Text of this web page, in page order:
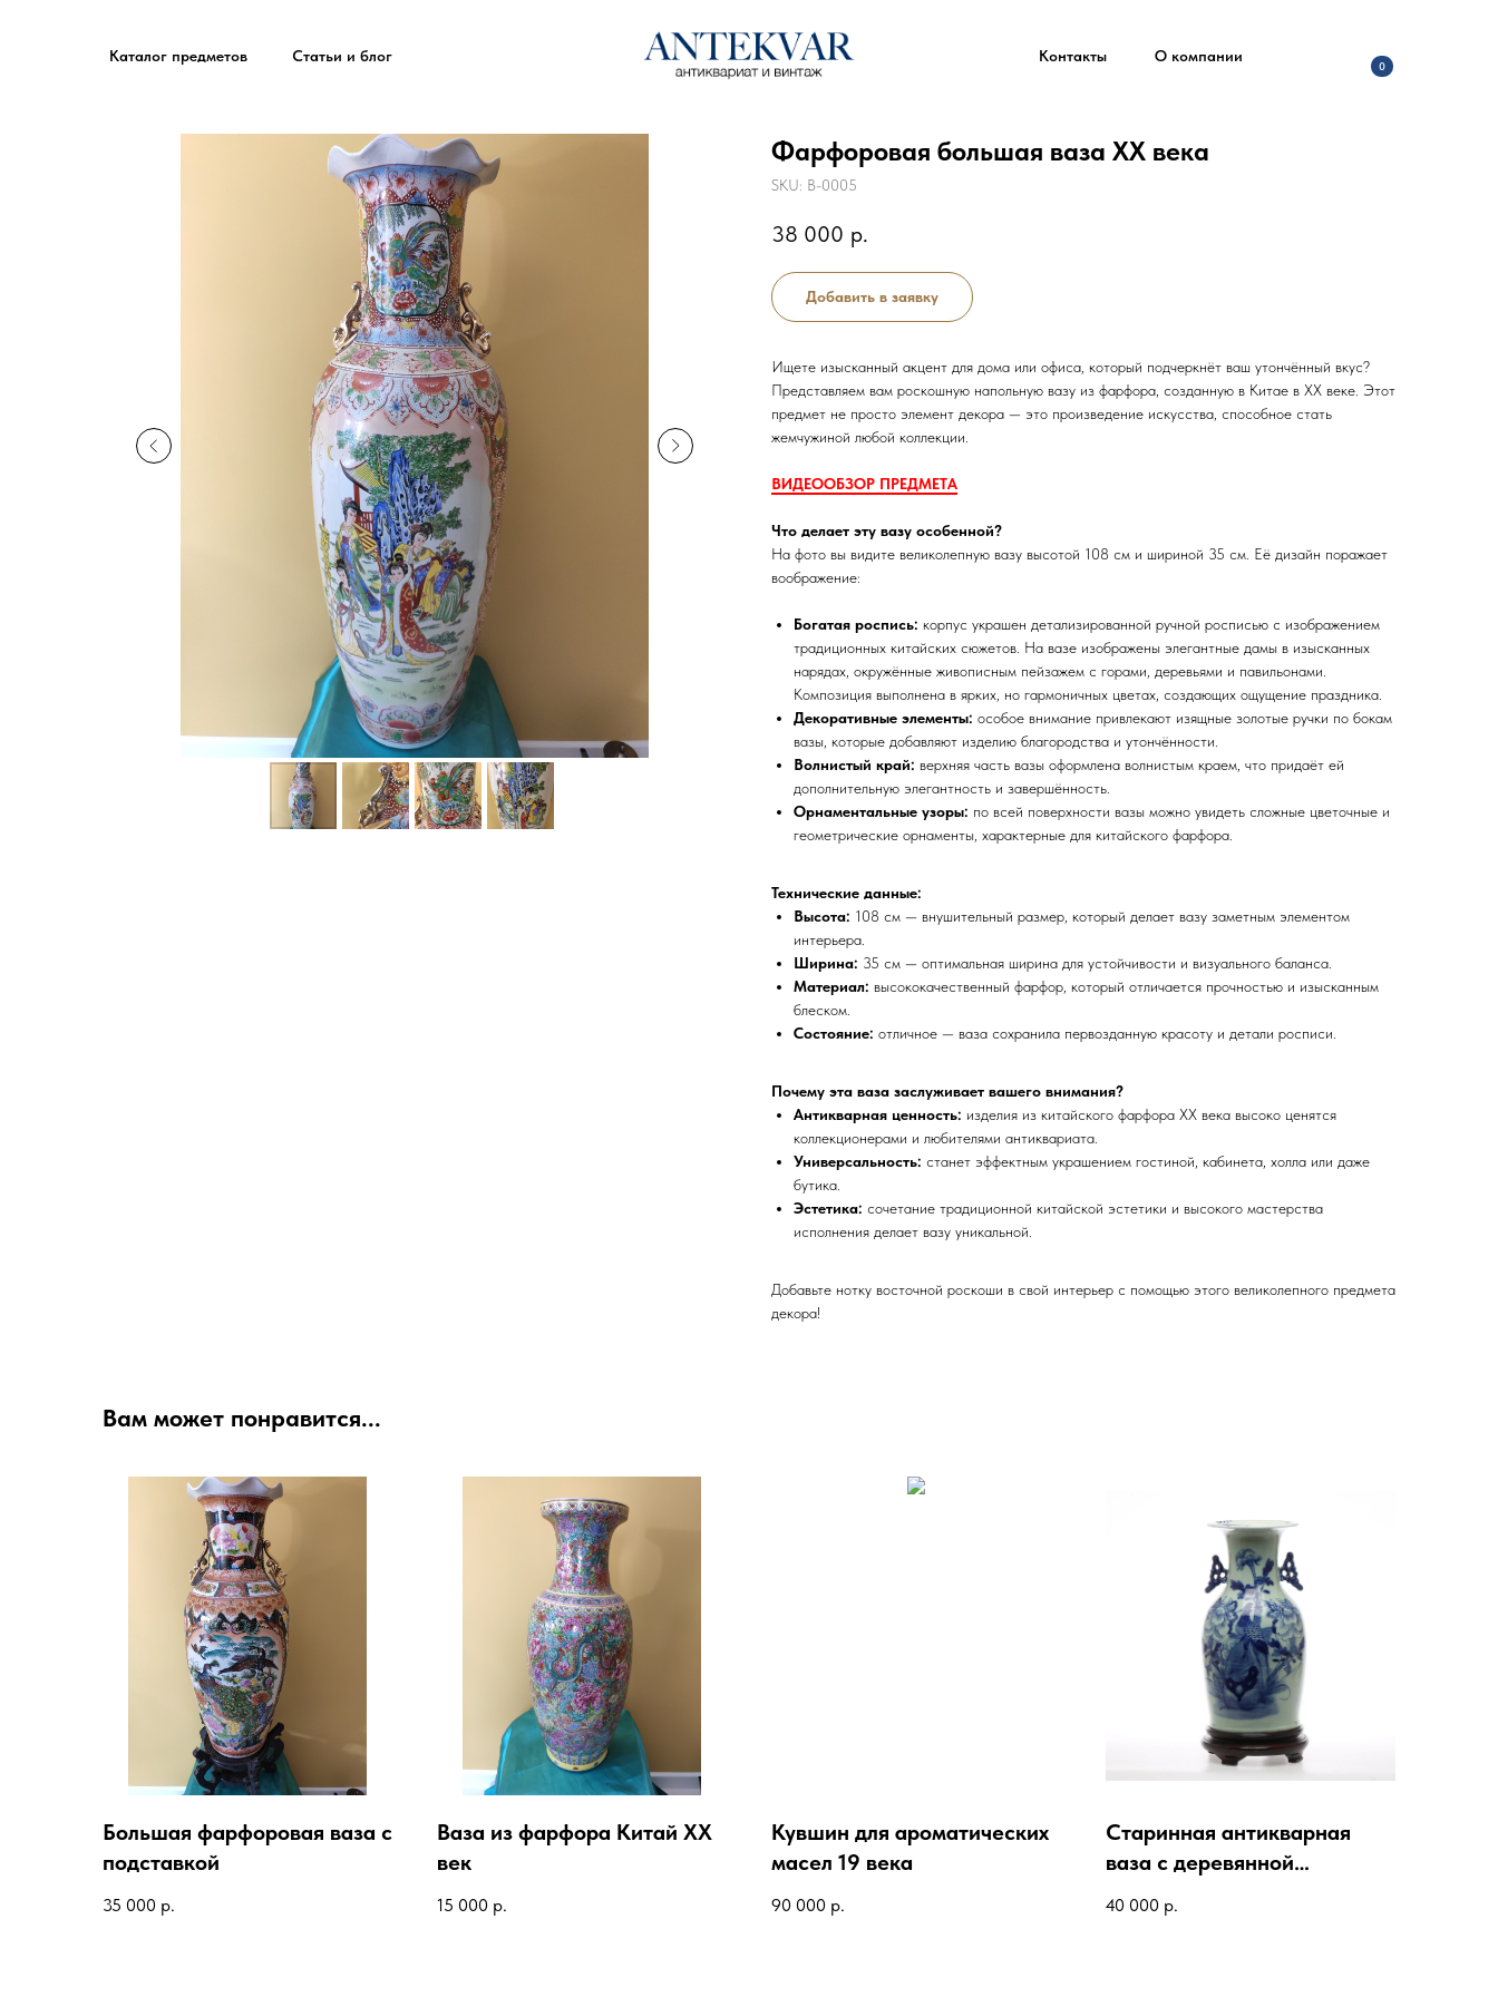
Каталог предметов Статьи и блог Контакты О компании
0
Фарфоровая большая ваза XX века
SKU: В-0005
38 000 р.
Добавить в заявку
Ищете изысканный акцент для дома или офиса, который подчеркнёт ваш утончённый вкус?
Представляем вам роскошную напольную вазу из фарфора, созданную в Китае в XX веке. Этот
предмет не просто элемент декора — это произведение искусства, способное стать
жемчужиной любой коллекции.
ВИДЕООБЗОР ПРЕДМЕТА
Что делает эту вазу особенной?
На фото вы видите великолепную вазу высотой 108 см и шириной 35 см. Её дизайн поражает
воображение:
Богатая роспись: корпус украшен детализированной ручной росписью с изображением
традиционных китайских сюжетов. На вазе изображены элегантные дамы в изысканных
нарядах, окружённые живописным пейзажем с горами, деревьями и павильонами.
Композиция выполнена в ярких, но гармоничных цветах, создающих ощущение праздника.
Декоративные элементы: особое внимание привлекают изящные золотые ручки по бокам
вазы, которые добавляют изделию благородства и утончённости.
Волнистый край: верхняя часть вазы оформлена волнистым краем, что придаёт ей
дополнительную элегантность и завершённость.
Орнаментальные узоры: по всей поверхности вазы можно увидеть сложные цветочные и
геометрические орнаменты, характерные для китайского фарфора.
Технические данные:
Высота: 108 см — внушительный размер, который делает вазу заметным элементом
интерьера.
Ширина: 35 см — оптимальная ширина для устойчивости и визуального баланса.
Материал: высококачественный фарфор, который отличается прочностью и изысканным
блеском.
Состояние: отличное — ваза сохранила первозданную красоту и детали росписи.
Почему эта ваза заслуживает вашего внимания?
Антикварная ценность: изделия из китайского фарфора XX века высоко ценятся
коллекционерами и любителями антиквариата.
Универсальность: станет эффектным украшением гостиной, кабинета, холла или даже
бутика.
Эстетика: сочетание традиционной китайской эстетики и высокого мастерства
исполнения делает вазу уникальной.
Добавьте нотку восточной роскоши в свой интерьер с помощью этого великолепного предмета
декора!
Вам может понравится...
Большая фарфоровая ваза с
подставкой
35 000 р.
Ваза из фарфора Китай XX
век
15 000 р.
Кувшин для ароматических
масел 19 века
90 000 р.
Старинная антикварная
ваза с деревянной
подставкой
40 000 р.